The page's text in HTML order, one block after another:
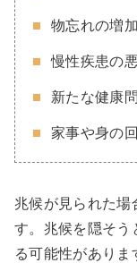
物忘れの増加
慢性疾患の
新たな健康
家事や身の
兆候が見られた場
す。兆候を隠そう
る可能性がありま